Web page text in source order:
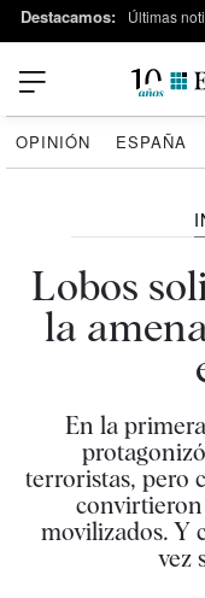
Destacamos: Últimas
OPINIÓN ESPAÑA
Lobos
la
En la
terroristas, pero
movilizados. Y
vez